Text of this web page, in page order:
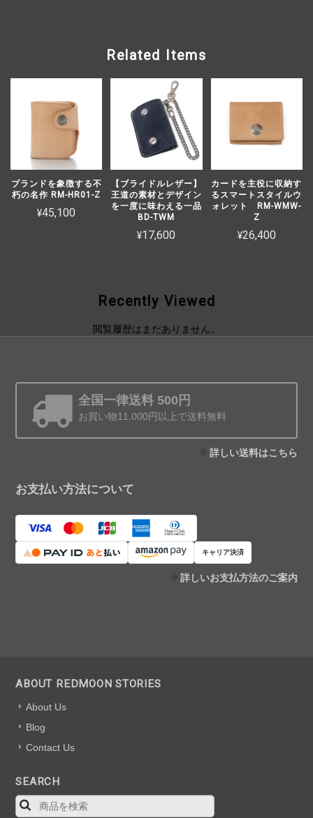
Related Items
ブランドを象徴する不
朽の名作 RM-HR01-Z
¥45,100
【ブライドルレザー】
王道の素材とデザイン
を一度に味わえる一品
BD-TWM
¥17,600
カードを主役に収納す
るスマートスタイルウ
ォレット RM-WMW-
Z
¥26,400
Recently Viewed
閲覧履歴はまだありません。
全国一律送料 500円
お買い物11,000円以上で送料無料
詳しい送料はこちら
お支払い方法について
キャリア決済
詳しいお支払方法のご案内
ABOUT REDMOON STORIES
About Us
Blog
Contact Us
SEARCH